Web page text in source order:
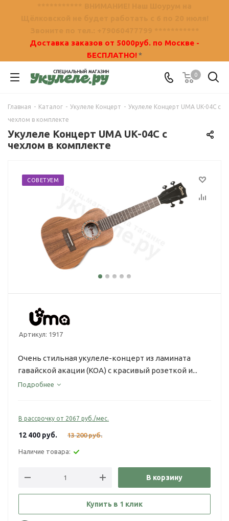
Доставка заказов от 5000руб. по Москве -
БЕСПЛАТНО!*
0
Главная - Каталог - Укулеле Концерт - Укулеле Концерт UMA UK-04C с
чехлом в комплекте
Укулеле Концерт UMA UK-04C с
чехлом в комплекте
СОВЕТУЕМ
Артикул: 1917
Очень стильная укулеле-концерт из ламината
гавайской акации (КОА) с красивый розеткой и...
Подробнее
В рассрочку от 2067 руб./мес.
12 400 руб. 13 200руб.
Наличие товара:
В корзину
Купить в 1 клик